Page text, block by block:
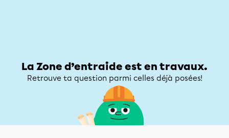
La Zone d’entraide est en travaux.
Retrouve ta question parmi celles déjà posées!